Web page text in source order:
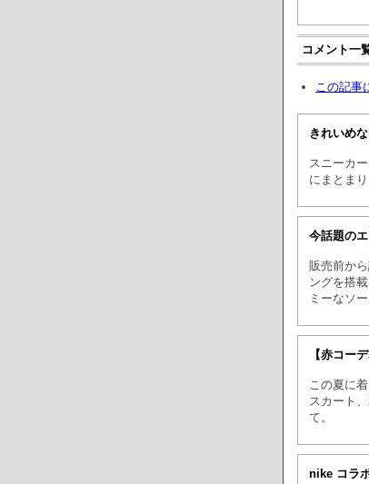
コメント一
この記事
きれいめ
スニーカ
にまとま
今話題の
販売前か
ングを搭
ミーなソ
【赤コー
この夏に
スカート
て。
nike コラ